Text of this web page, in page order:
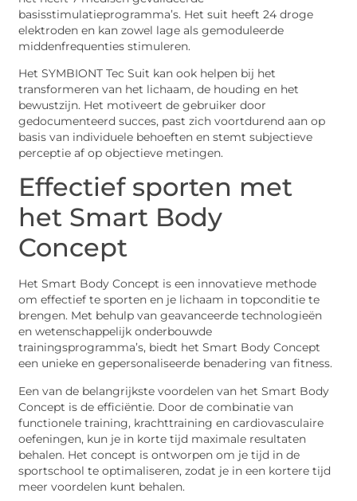
basisstimulatieprogramma’s. Het suit heeft 24 droge
elektroden en kan zowel lage als gemoduleerde
middenfrequenties stimuleren.
Het SYMBIONT Tec Suit kan ook helpen bij het
transformeren van het lichaam, de houding en het
bewustzijn. Het motiveert de gebruiker door
gedocumenteerd succes, past zich voortdurend aan op
basis van individuele behoeften en stemt subjectieve
perceptie af op objectieve metingen.
Effectief sporten met
het Smart Body
Concept
Het Smart Body Concept is een innovatieve methode
om effectief te sporten en je lichaam in topconditie te
brengen. Met behulp van geavanceerde technologieën
en wetenschappelijk onderbouwde
trainingsprogramma’s, biedt het Smart Body Concept
een unieke en gepersonaliseerde benadering van fitness.
Een van de belangrijkste voordelen van het Smart Body
Concept is de efficiëntie. Door de combinatie van
functionele training, krachttraining en cardiovasculaire
oefeningen, kun je in korte tijd maximale resultaten
behalen. Het concept is ontworpen om je tijd in de
sportschool te optimaliseren, zodat je in een kortere tijd
meer voordelen kunt behalen.